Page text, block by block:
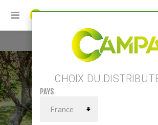
Petits matériels /
Bétaillères VL
CHOIX DU
PAYS